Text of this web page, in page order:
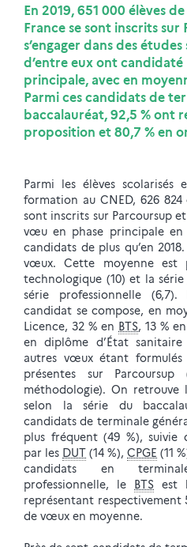
En 2019, 651 000 élèves
France se sont inscrits
s’engager dans des
d’entre eux ont candidaté
principale, avec en
Parmi ces candidats de
baccalauréat, 92,5 % ont
proposition et 80,7 % en
Parmi les élèves scolarisés
formation au CNED, 626
sont inscrits sur Parcoursup
vœu en phase principale en
candidats de plus qu’en
vœux. Cette moyenne est
technologique (10) et la
série professionnelle
candidat se compose, en
Licence, 32 % en BTS, 13 % en
en diplôme d’État
autres vœux étant formulés
présentes sur Parcoursup
méthodologie). On
selon la série du
candidats de terminale
plus fréquent (49 %), suivie
par les DUT (14 %), CPGE (11
candidats en
professionnelle, le BTS est
représentant respectivement
de vœux en moyenne.